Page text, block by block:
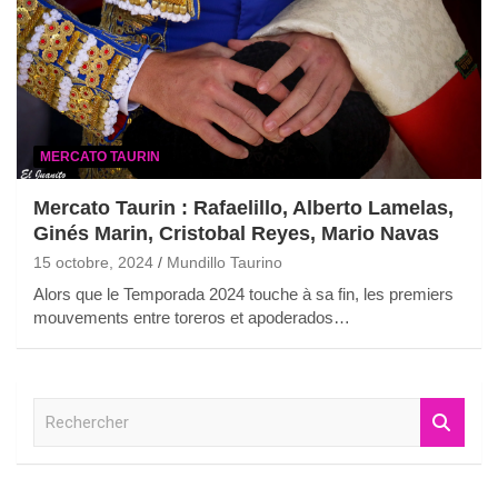
MERCATO TAURIN
Mercato Taurin : Rafaelillo, Alberto Lamelas,
Ginés Marin, Cristobal Reyes, Mario Navas
15 octobre, 2024 Mundillo Taurino
Alors que le Temporada 2024 touche à sa fin, les premiers
mouvements entre toreros et apoderados…